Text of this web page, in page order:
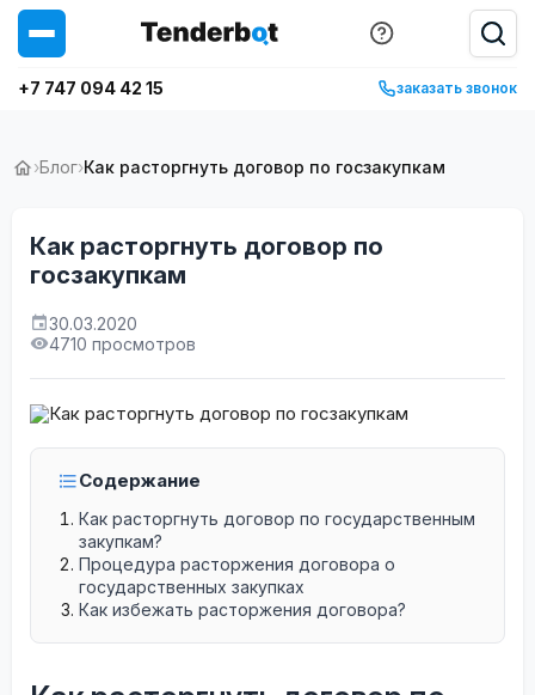
+7 747 094 42 15 заказать звонок
›Блог›Как расторгнуть договор по госзакупкам
Как расторгнуть договор по
госзакупкам
30.03.2020
4710 просмотров
Содержание
Как расторгнуть договор по государственным
закупкам?
Процедура расторжения договора о
государственных закупках
Как избежать расторжения договора?